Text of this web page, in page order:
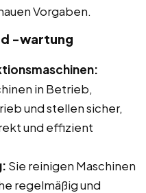
Vorgaben.
-wartung
in Betrieb,
und stellen sicher,
und effizient
Sie reinigen Maschinen
regelmäßig und